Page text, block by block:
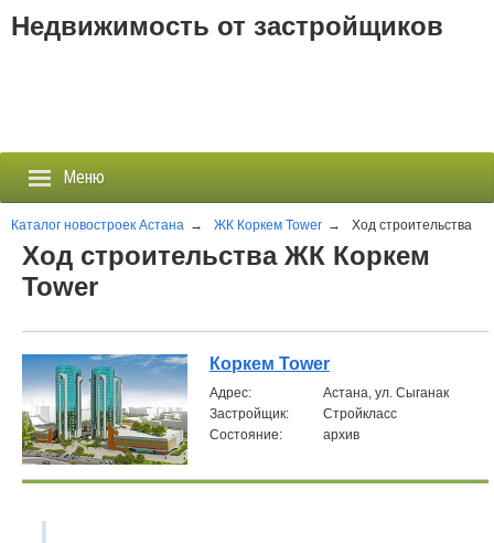
Недвижимость от застройщиков
Меню
Застройщики
Новостройки
Новости
События
Агентства
Каталог новостроек Астана → ЖК Коркем Tower → Ход строительства
Ход строительства ЖК Коркем
Tower
Коркем Tower
Aдрес:
Астана, ул. Сыганак
Застройщик:
Стройкласс
Состояние:
архив